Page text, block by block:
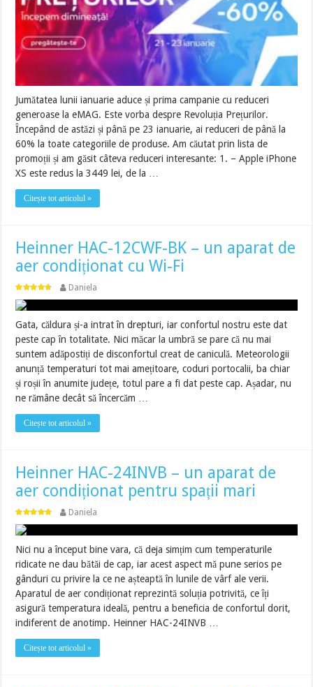
Jumătatea lunii ianuarie aduce și prima campanie cu reduceri
generoase la eMAG. Este vorba despre Revoluția Prețurilor.
Începând de astăzi și până pe 23 ianuarie, ai reduceri de până la
60% la toate categoriile de produse. Am căutat prin lista de
promoții și am găsit câteva reduceri interesante: 1. – Apple iPhone
XS este redus la 3449 lei, de la …
Citește tot articolul »
Heinner HAC-12CWF-BK – un aparat de
aer condiționat cu Wi-Fi
Daniela
Gata, căldura și-a intrat în drepturi, iar confortul nostru este dat
peste cap în totalitate. Nici măcar la umbră se pare că nu mai
suntem adăpostiți de disconfortul creat de caniculă. Meteorologii
anunță temperaturi tot mai amețitoare, coduri portocalii, ba chiar
și roșii în anumite județe, totul pare a fi dat peste cap. Așadar, nu
ne rămâne decât să încercăm …
Citește tot articolul »
Heinner HAC-24INVB – un aparat de
aer condiționat pentru spații mari
Daniela
Nici nu a început bine vara, că deja simțim cum temperaturile
ridicate ne dau bătăi de cap, iar acest aspect mă pune serios pe
gânduri cu privire la ce ne așteaptă în lunile de vârf ale verii.
Aparatul de aer condiționat reprezintă soluția potrivită, ce îți
asigură temperatura ideală, pentru a beneficia de confortul dorit,
indiferent de anotimp. Heinner HAC-24INVB …
Citește tot articolul »